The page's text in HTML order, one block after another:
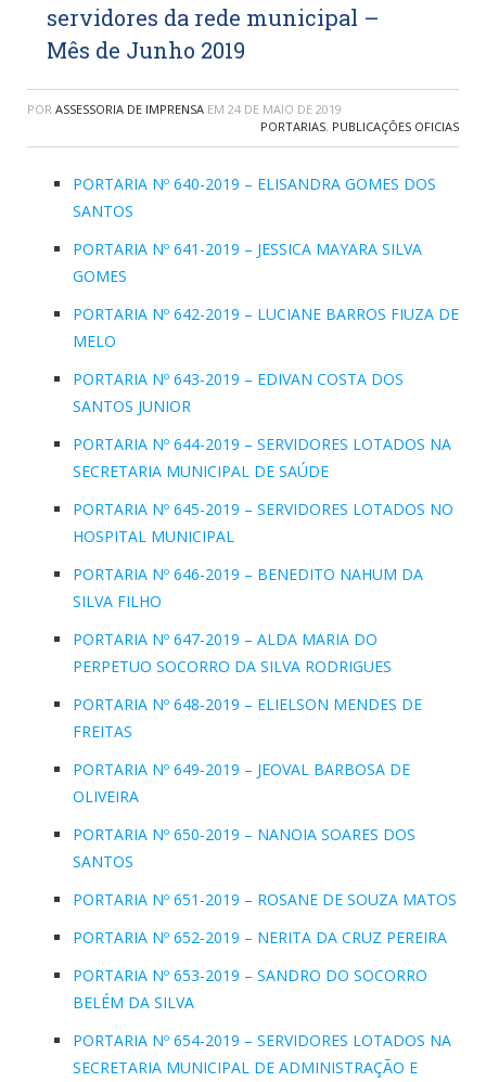
servidores da rede municipal –
Mês de Junho 2019
POR ASSESSORIA DE IMPRENSA EM 24 DE MAIO DE 2019
PORTARIAS, PUBLICAÇÕES OFICIAS
PORTARIA Nº 640-2019 – ELISANDRA GOMES DOS
SANTOS
PORTARIA Nº 641-2019 – JESSICA MAYARA SILVA
GOMES
PORTARIA Nº 642-2019 – LUCIANE BARROS FIUZA DE
MELO
PORTARIA Nº 643-2019 – EDIVAN COSTA DOS
SANTOS JUNIOR
PORTARIA Nº 644-2019 – SERVIDORES LOTADOS NA
SECRETARIA MUNICIPAL DE SAÚDE
PORTARIA Nº 645-2019 – SERVIDORES LOTADOS NO
HOSPITAL MUNICIPAL
PORTARIA Nº 646-2019 – BENEDITO NAHUM DA
SILVA FILHO
PORTARIA Nº 647-2019 – ALDA MARIA DO
PERPETUO SOCORRO DA SILVA RODRIGUES
PORTARIA Nº 648-2019 – ELIELSON MENDES DE
FREITAS
PORTARIA Nº 649-2019 – JEOVAL BARBOSA DE
OLIVEIRA
PORTARIA Nº 650-2019 – NANOIA SOARES DOS
SANTOS
PORTARIA Nº 651-2019 – ROSANE DE SOUZA MATOS
PORTARIA Nº 652-2019 – NERITA DA CRUZ PEREIRA
PORTARIA Nº 653-2019 – SANDRO DO SOCORRO
BELÉM DA SILVA
PORTARIA Nº 654-2019 – SERVIDORES LOTADOS NA
SECRETARIA MUNICIPAL DE ADMINISTRAÇÃO E